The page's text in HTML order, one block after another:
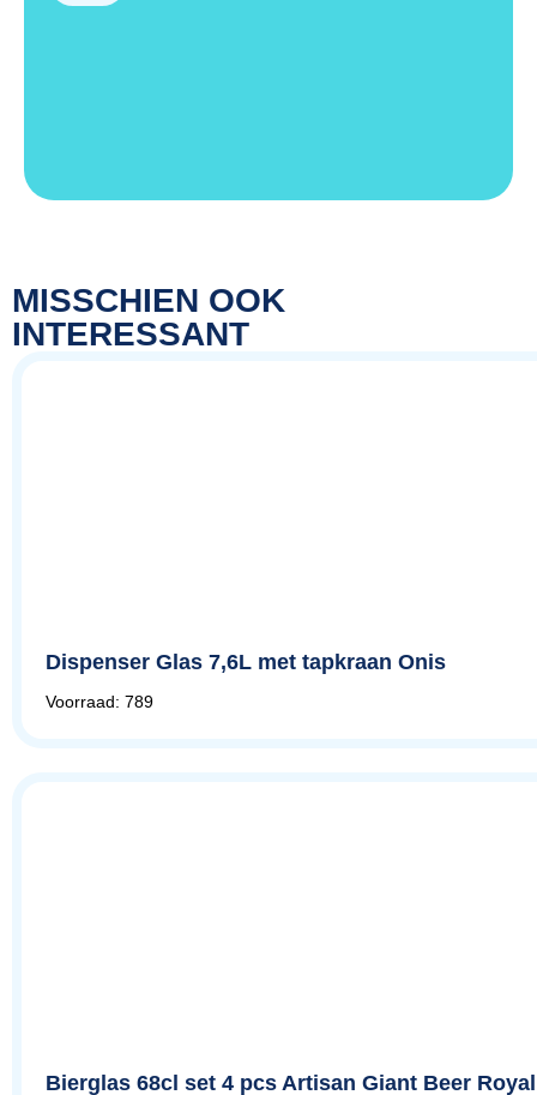
MISSCHIEN OOK
INTERESSANT
Dispenser Glas 7,6L met tapkraan Onis
Voorraad: 789
Bierglas 68cl set 4 pcs Artisan Giant Beer